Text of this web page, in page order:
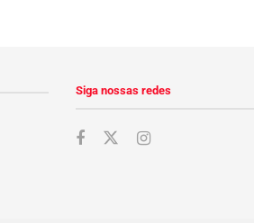
Siga nossas redes